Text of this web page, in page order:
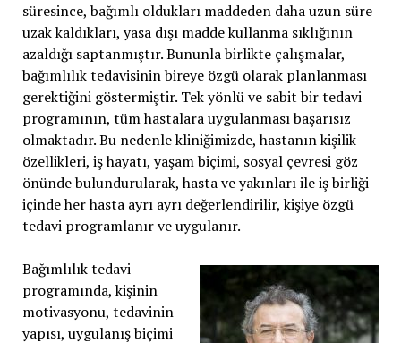
süresince, bağımlı oldukları maddeden daha uzun süre
uzak kaldıkları, yasa dışı madde kullanma sıklığının
azaldığı saptanmıştır. Bununla birlikte çalışmalar,
bağımlılık tedavisinin bireye özgü olarak planlanması
gerektiğini göstermiştir. Tek yönlü ve sabit bir tedavi
programının, tüm hastalara uygulanması başarısız
olmaktadır. Bu nedenle kliniğimizde, hastanın kişilik
özellikleri, iş hayatı, yaşam biçimi, sosyal çevresi göz
önünde bulundurularak, hasta ve yakınları ile iş birliği
içinde her hasta ayrı ayrı değerlendirilir, kişiye özgü
tedavi programlanır ve uygulanır.
Bağımlılık tedavi
programında, kişinin
motivasyonu, tedavinin
yapısı, uygulanış biçimi